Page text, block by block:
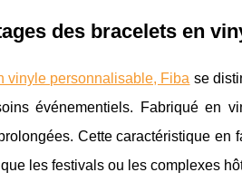
des bracelets en
vinyle personnalisable, Fiba se
événementiels. Fabriqué en
Cette caractéristique
les festivals ou les complexes